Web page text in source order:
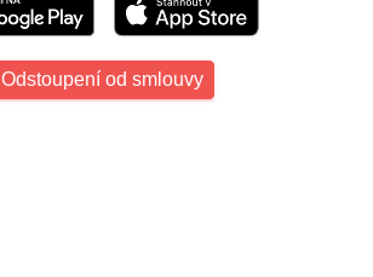
Odstoupení od smlouvy